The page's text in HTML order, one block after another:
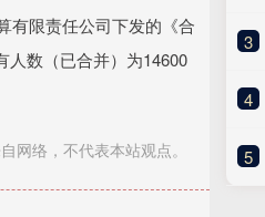
限责任公司下发的《合
人数（已合并）为14600
网络，不代表本站观点。
3
4
5